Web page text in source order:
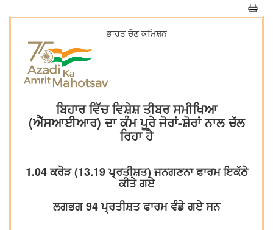
ਭਾਰਤ ਚੋਣ ਕਮਿਸ਼ਨ
ਬਿਹਾਰ ਵਿੱਚ ਵਿਸ਼ੇਸ਼ ਤੀਬਰ ਸਮੀਖਿਆ
(ਐੱਸਆਈਆਰ) ਦਾ ਕੰਮ ਪੂਰੇ ਜੋਰਾਂ-ਸ਼ੋਰਾਂ ਨਾਲ ਚੱਲ
ਰਿਹਾ ਹੈ
1.04 ਕਰੋੜ (13.19 ਪ੍ਰਤੀਸ਼ਤ) ਜਨਗਣਨਾ ਫਾਰਮ ਇਕੱਠੇ
ਕੀਤੇ ਗਏ
ਲਗਭਗ 94 ਪ੍ਰਤੀਸ਼ਤ ਫਾਰਮ ਵੰਡੇ ਗਏ ਸਨ